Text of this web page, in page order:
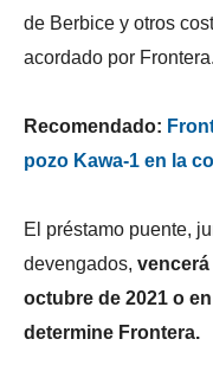
de Berbice y otros
acordado por Frontera.
Recomendado:
pozo Kawa-1 en la
El préstamo puente,
devengados, vencerá
octubre de 2021 o
determine Frontera.